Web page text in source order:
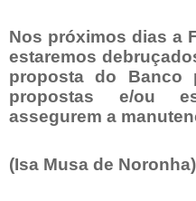
Nos próximos dias a
estaremos
proposta do Banco
propostas e/ou
assegurem a
(Isa Musa de